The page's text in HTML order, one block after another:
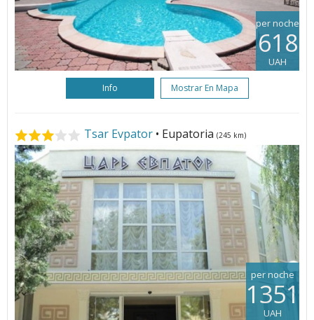
per noche
618
UAH
Info Mostrar En Mapa
Tsar Evpator • Eupatoria (245 km)
per noche
1351
UAH